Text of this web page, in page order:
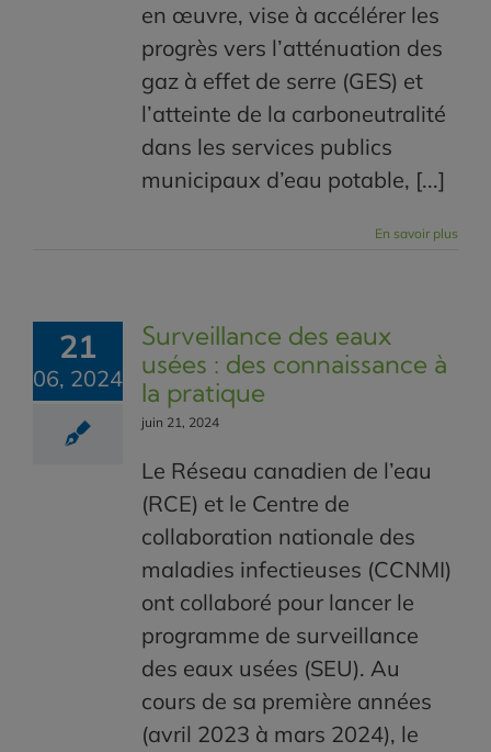
en œuvre, vise à accélérer les
progrès vers l’atténuation des
gaz à effet de serre (GES) et
l’atteinte de la carboneutralité
dans les services publics
municipaux d’eau potable, [...]
En savoir plus
21
06, 2024
Surveillance des eaux
usées : des connaissance à
la pratique
juin 21, 2024
Le Réseau canadien de l’eau
(RCE) et le Centre de
collaboration nationale des
maladies infectieuses (CCNMI)
ont collaboré pour lancer le
programme de surveillance
des eaux usées (SEU). Au
cours de sa première années
(avril 2023 à mars 2024), le